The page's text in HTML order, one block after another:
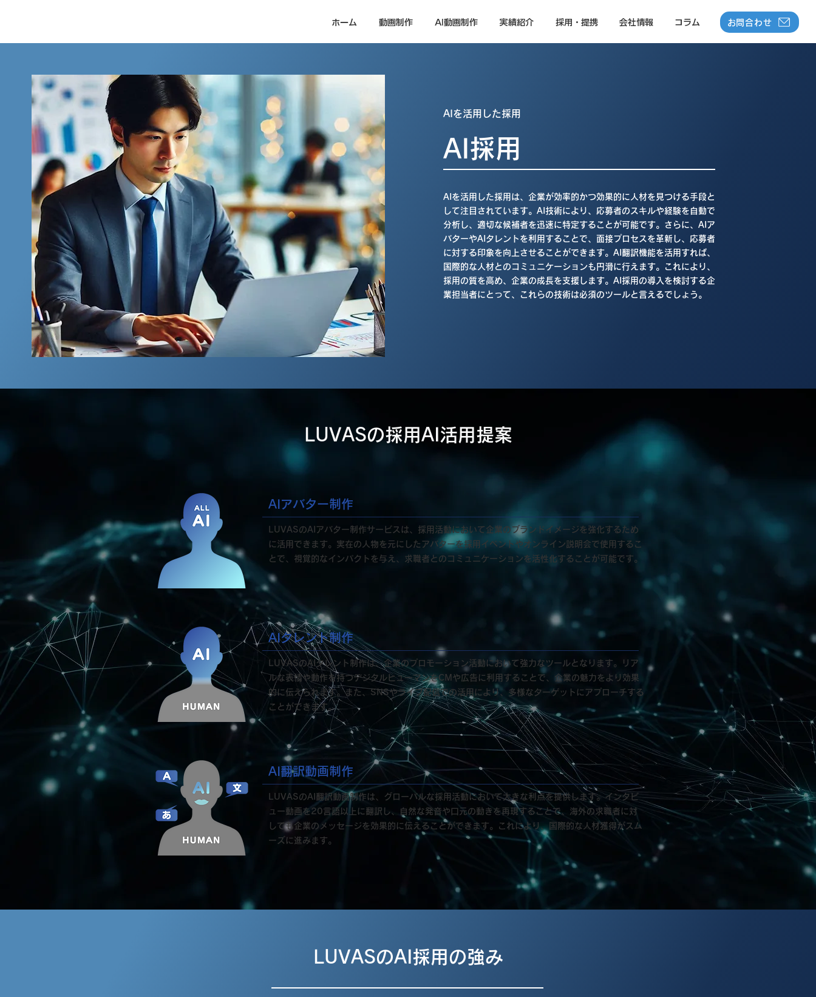
ホーム 動画制作 AI動画制作 実績紹介 採用・提携 会社情報 コラム お問合わせ
AIを活用した採用
AI採用
AIを活用した採用は、企業が効率的かつ効果的に人材を見つける手段と
して注目されています。AI技術により、応募者のスキルや経験を自動で
分析し、適切な候補者を迅速に特定することが可能です。さらに、AIア
バターやAIタレントを利用することで、面接プロセスを革新し、応募者
に対する印象を向上させることができます。AI翻訳機能を活用すれば、
国際的な人材とのコミュニケーションも円滑に行えます。これにより、
採用の質を高め、企業の成長を支援します。AI採用の導入を検討する企
業担当者にとって、これらの技術は必須のツールと言えるでしょう。
LUVASの採用AI活用提案
AIアバター制作
LUVASのAIアバター制作サービスは、採用活動において企業のブランドイメージを強化するため
に活用できます。実在の人物を元にしたアバターを採用イベントやオンライン説明会で使用するこ
とで、視覚的なインパクトを与え、求職者とのコミュニケーションを活性化することが可能です。
AIタレント制作
LUVASのAIタレント制作は、企業のプロモーション活動において強力なツールとなります。リア
ルな表情や動作を持つデジタルヒューマンをCMや広告に利用することで、企業の魅力をより効果
的に伝えられます。また、SNSやライブ配信での活用により、多様なターゲットにアプローチする
ことができます。
AI翻訳動画制作
LUVASのAI翻訳動画制作は、グローバルな採用活動において大きな利点を提供します。インタビ
ュー動画を20言語以上に翻訳し、自然な発音や口元の動きを再現することで、海外の求職者に対
しても企業のメッセージを効果的に伝えることができます。これにより、国際的な人材獲得がスム
ーズに進みます。
LUVASのAI採用の強み